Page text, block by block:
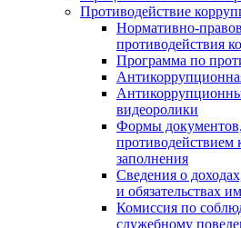
Противодействие
Нормативно-
противодействия
Программа по
видеоролики
Формы
противодействием
заполнения
Сведения о
и обязательствах
Комиссия по
служебному